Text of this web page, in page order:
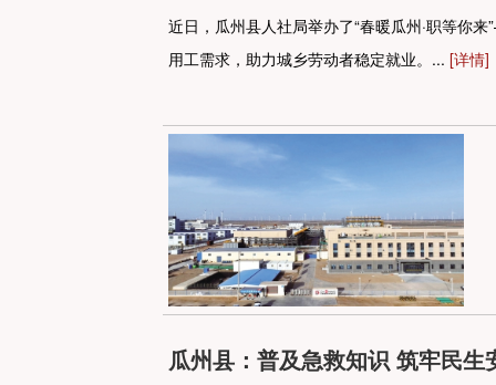
近日，瓜州县人社局举办了“春暖瓜州·职等你
用工需求，助力城乡劳动者稳定就业。... [详情]
瓜州县：普及急救知识 筑牢民生